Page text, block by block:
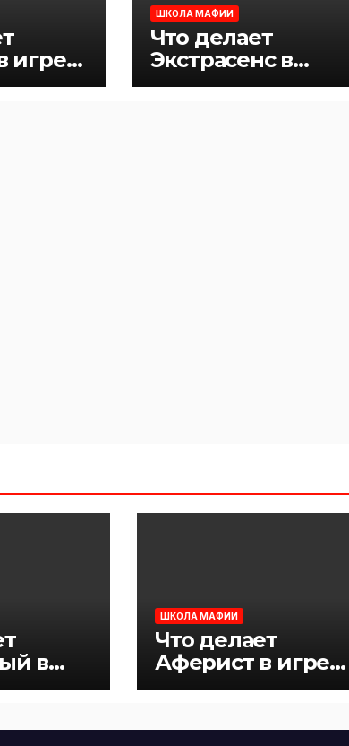
игре
ШКОЛА МАФИИ
Что делает
Экстрасенс в
игре Мафия
в
ШКОЛА МАФИИ
Что делает
Аферист в игре
Мафия